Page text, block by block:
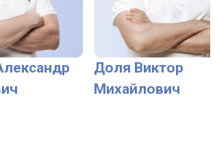
Доля Виктор
Михайлович